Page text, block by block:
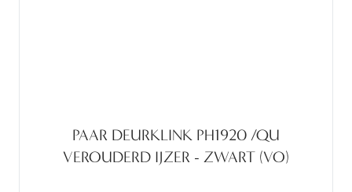
PAAR DEURKLINK PH1920 /QU
VEROUDERD IJZER - ZWART (VO)